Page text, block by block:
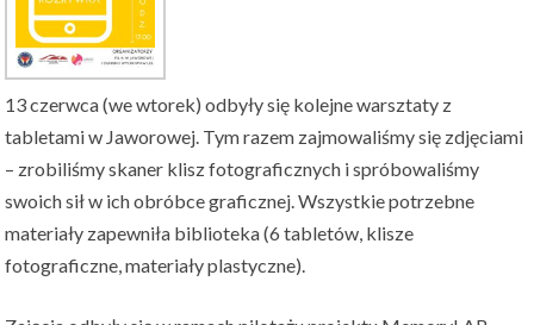
13 czerwca (we wtorek) odbyły się kolejne warsztaty z
tabletami w Jaworowej. Tym razem zajmowaliśmy się zdjęciami
– zrobiliśmy skaner klisz fotograficznych i spróbowaliśmy
swoich sił w ich obróbce graficznej. Wszystkie potrzebne
materiały zapewniła biblioteka (6 tabletów, klisze
fotograficzne, materiały plastyczne).